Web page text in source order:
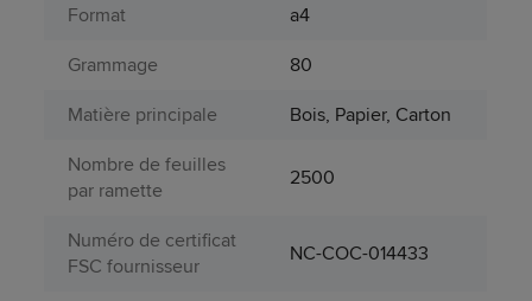
Format
a4
Grammage
80
Matière principale
Bois, Papier, Carton
Nombre de feuilles
par ramette
2500
Numéro de certificat
FSC fournisseur
NC-COC-014433